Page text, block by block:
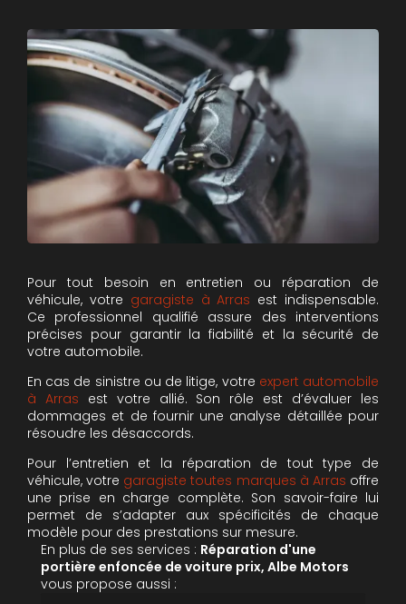
Pour tout besoin en entretien ou réparation de
véhicule, votre garagiste à Arras est indispensable.
Ce professionnel qualifié assure des interventions
précises pour garantir la fiabilité et la sécurité de
votre automobile.
En cas de sinistre ou de litige, votre expert automobile
à Arras est votre allié. Son rôle est d’évaluer les
dommages et de fournir une analyse détaillée pour
résoudre les désaccords.
Pour l’entretien et la réparation de tout type de
véhicule, votre garagiste toutes marques à Arras offre
une prise en charge complète. Son savoir-faire lui
permet de s’adapter aux spécificités de chaque
modèle pour des prestations sur mesure.
En plus de ses services : Réparation d'une
portière enfoncée de voiture prix, Albe Motors
vous propose aussi :